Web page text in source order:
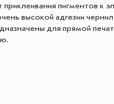
приклеивания пигментов
высокой адгезии
для прямой